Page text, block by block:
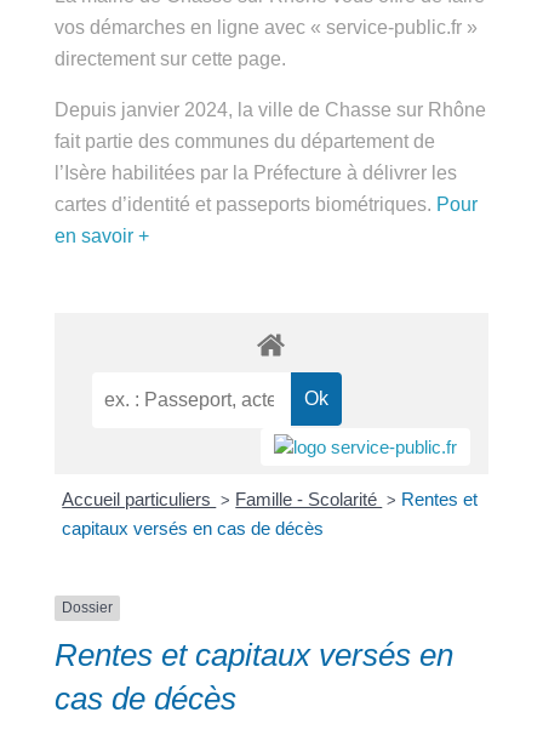
faire vos démarches en ligne avec « service-
public.fr » directement sur cette page.
Depuis janvier 2024, la ville de Chasse sur Rhône
fait partie des communes du département de
l’Isère habilitées par la Préfecture à délivrer les
cartes d’identité et passeports biométriques.Pour
en savoir +
Accueil particuliers > Famille - Scolarité > Rentes et
capitaux versés en cas de décès
Dossier
Rentes et capitaux versés en
cas de décès